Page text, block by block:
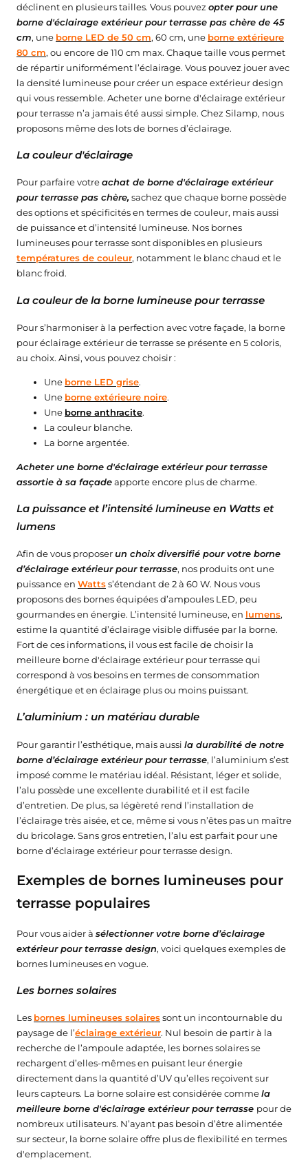
déclinent en plusieurs tailles. Vous pouvez opter pour une
borne d'éclairage extérieur pour terrasse pas chère de 45
cm, une borne LED de 50 cm, 60 cm, une borne extérieure
80 cm, ou encore de 110 cm max. Chaque taille vous permet
de répartir uniformément l’éclairage. Vous pouvez jouer avec
la densité lumineuse pour créer un espace extérieur design
qui vous ressemble. Acheter une borne d'éclairage extérieur
pour terrasse n’a jamais été aussi simple. Chez Silamp, nous
proposons même des lots de bornes d’éclairage.
La couleur d'éclairage
Pour parfaire votreachat de borne d'éclairage extérieur
pour terrasse pas chère, sachez que chaque borne possède
des options et spécificités en termes de couleur, mais aussi
de puissance et d’intensité lumineuse. Nos bornes
lumineuses pour terrasse sont disponibles en plusieurs
températures de couleur, notamment le blanc chaud et le
blanc froid.
La couleur de la borne lumineuse pour terrasse
Pour s’harmoniser à la perfection avec votre façade, la borne
pour éclairage extérieur de terrasse se présente en 5 coloris,
au choix. Ainsi, vous pouvez choisir :
Une borne LED grise.
Une borne extérieure noire.
Une borne anthracite.
La couleur blanche.
La borne argentée.
Acheter une borne d'éclairage extérieur pour terrasse
assortie à sa façadeapporte encore plus de charme.
La puissance et l’intensité lumineuse en Watts et
lumens
Afin de vous proposerun choix diversifié pour votre borne
d’éclairage extérieur pour terrasse, nos produits ont une
puissance en Wattss’étendant de 2 à 60 W. Nous vous
proposons des bornes équipées d’ampoules LED, peu
gourmandes en énergie. L’intensité lumineuse, en lumens,
estime la quantité d’éclairage visible diffusée par la borne.
Fort de ces informations, il vous est facile de choisir la
meilleure borne d'éclairage extérieur pour terrasse qui
correspond à vos besoins en termes de consommation
énergétique et en éclairage plus ou moins puissant.
L’aluminium : un matériau durable
Pour garantir l’esthétique, mais aussi la durabilité de notre
borne d’éclairage extérieur pour terrasse, l’aluminium s’est
imposé comme le matériau idéal. Résistant, léger et solide,
l’alu possède une excellente durabilité et il est facile
d’entretien. De plus, sa légèreté rend l’installation de
l’éclairage très aisée, et ce, même si vous n’êtes pas un maître
du bricolage. Sans gros entretien, l’alu est parfait pour une
borne d’éclairage extérieur pour terrasse design.
Exemples de bornes lumineuses pour
terrasse populaires
Pour vous aider à sélectionner votre borne d’éclairage
extérieur pour terrasse design, voici quelques exemples de
bornes lumineuses en vogue.
Les bornes solaires
Les bornes lumineuses solairessont un incontournable du
paysage de l’éclairage extérieur. Nul besoin de partir à la
recherche de l’ampoule adaptée, les bornes solaires se
rechargent d’elles-mêmes en puisant leur énergie
directement dans la quantité d’UV qu’elles reçoivent sur
leurs capteurs. La borne solaire est considérée commela
meilleure borne d'éclairage extérieur pour terrasse pour de
nombreux utilisateurs. N’ayant pas besoin d’être alimentée
sur secteur, la borne solaire offre plus de flexibilité en termes
d'emplacement.